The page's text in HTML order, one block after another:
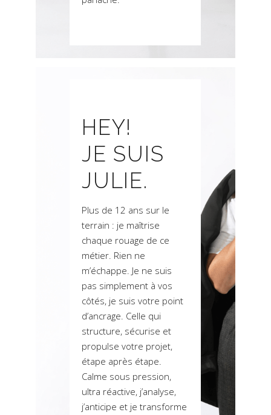
HEY!
JE SUIS
JULIE.
Plus de 12 ans sur le
terrain : je maîtrise
chaque rouage de ce
métier. Rien ne
m’échappe. Je ne suis
pas simplement à vos
côtés, je suis votre point
d’ancrage. Celle qui
structure, sécurise et
propulse votre projet,
étape après étape.
Calme sous pression,
ultra réactive, j’analyse,
j’anticipe et je transforme